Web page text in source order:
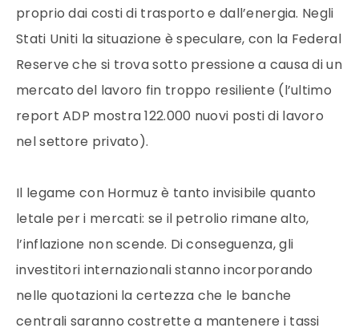
proprio dai costi di trasporto e dall’energia. Negli
Stati Uniti la situazione è speculare, con la Federal
Reserve che si trova sotto pressione a causa di un
mercato del lavoro fin troppo resiliente (l’ultimo
report ADP mostra 122.000 nuovi posti di lavoro
nel settore privato).
Il legame con Hormuz è tanto invisibile quanto
letale per i mercati: se il petrolio rimane alto,
l’inflazione non scende. Di conseguenza, gli
investitori internazionali stanno incorporando
nelle quotazioni la certezza che le banche
centrali saranno costrette a mantenere i tassi